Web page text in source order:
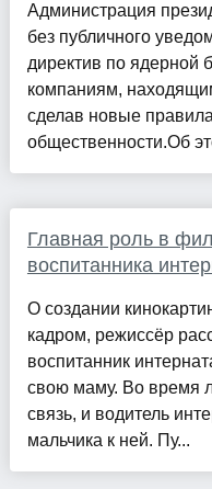
Администрация
без публичного
директив по ядерной
компаниям,
сделав новые
общественности.Об
Главная роль в
воспитанника
О создании
кадром, режиссёр
воспитанник
свою маму. Во время
связь, и водитель
мальчика к ней. Пу...